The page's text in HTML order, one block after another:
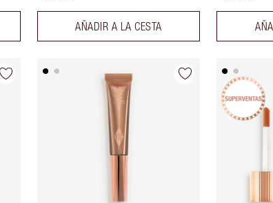
AÑADIR A LA CESTA